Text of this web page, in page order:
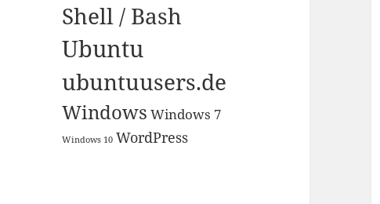
Shell / Bash
Ubuntu
ubuntuusers.de
Windows Windows 7
Windows 10 WordPress